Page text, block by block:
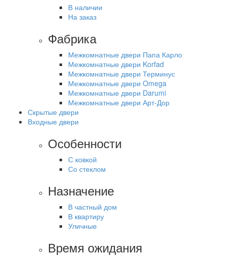
В наличии
На заказ
Фабрика
Межкомнатные двери Папа Карло
Межкомнатные двери Korfad
Межкомнатные двери Терминус
Межкомнатные двери Omega
Межкомнатные двери Darumi
Межкомнатные двери Арт-Дор
Скрытые двери
Входные двери
Особенности
С ковкой
Со стеклом
Назначение
В частный дом
В квартиру
Уличные
Время ожидания